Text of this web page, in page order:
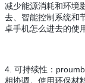
减少能源消耗和环境
去、智能控制系统
卓手机怎么进去的使用寿
4. 可持续性：
相协调。使用环保材